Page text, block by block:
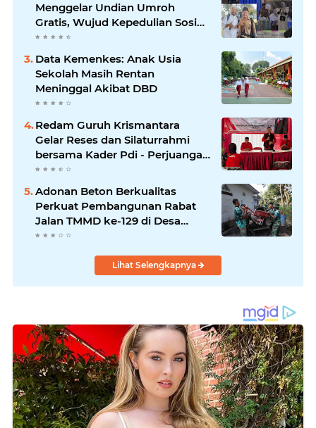
Menggelar Undian Umroh
Gratis, Wujud Kepedulian Sosial
berbagi.
Data Kemenkes: Anak Usia
Sekolah Masih Rentan
Meninggal Akibat DBD
Redam Guruh Krismantara
Gelar Reses dan Silaturrahmi
bersama Kader Pdi - Perjuangan
Se -Kecamatan Lawang.
Adonan Beton Berkualitas
Perkuat Pembangunan Rabat
Jalan TMMD ke-129 di Desa
Ledoktempuro
Lihat Selengkapnya